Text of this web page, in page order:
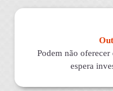
Podem não
espera